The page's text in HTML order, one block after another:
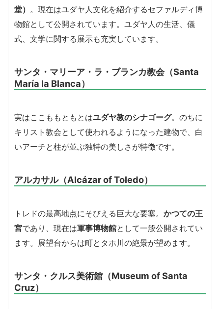
堂） 。現在はユダヤ人文化を紹介するセファルディ博
物館として公開されています。ユダヤ人の生活、儀
式、文学に関する展示も充実しています。
サンタ・マリーア・ラ・ブランカ教会（Santa
María la Blanca）
実はここももともとはユダヤ教のシナゴーグ。のちに
キリスト教会として使われるようになった建物で、白
いアーチと柱が並ぶ独特の美しさが特徴です。
アルカサル（Alcázar of Toledo）
トレドの最高地点にそびえる巨大な要塞。 かつての王
宮であり、現在は軍事博物館として一般公開されてい
ます。展望台からは町とタホ川の絶景が望めます。
サンタ・クルス美術館（Museum of Santa
Cruz）